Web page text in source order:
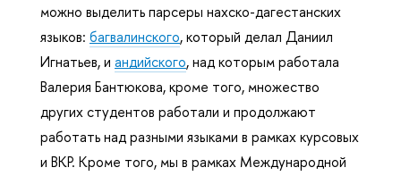
можно выделить парсеры нахско-дагестанских
языков: багвалинского, который делал Даниил
Игнатьев, и андийского, над которым работала
Валерия Бантюкова, кроме того, множество
других студентов работали и продолжают
работать над разными языками в рамках курсовых
и ВКР. Кроме того, мы в рамках Международной